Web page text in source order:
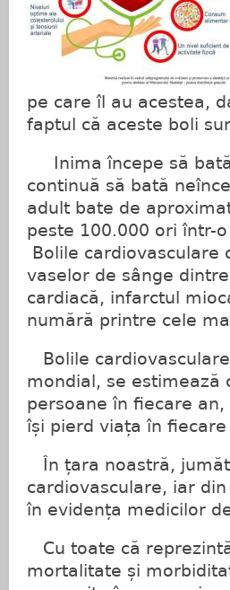
pe care îl au acestea,
faptul că aceste boli
Inima începe să bată
continuă să bată
adult bate de
peste 100.000 ori într-
Bolile
vaselor de sânge
cardiacă, infarctul
numără printre cele
Bolile
mondial, se estimează
persoane în fiecare
își pierd viața în
În țara noastră,
cardiovasculare, iar
în evidența medicilor
Cu toate că
mortalitate și